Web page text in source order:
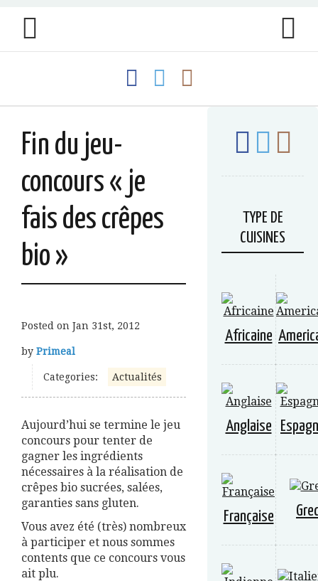
Fin du jeu-
concours « je
fais des crêpes
bio »
Posted on Jan 31st, 2012
by Primeal
Categories: Actualités
Aujourd’hui se termine le jeu
concours pour tenter de
gagner les ingrédients
nécessaires à la réalisation de
crêpes bio sucrées, salées,
garanties sans gluten.
Vous avez été (très) nombreux
à participer et nous sommes
contents que ce concours vous
ait plu.
TYPE DE
CUISINES
Africaine
Anglaise
Française